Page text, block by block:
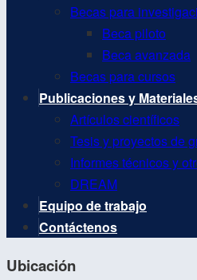
Becas para
Beca piloto
Beca avanzada
Becas para cursos
Publicaciones y
Artículos científicos
Tesis y proyectos de
Informes técnicos y
DREAM
Equipo de trabajo
Contáctenos
Ubicación